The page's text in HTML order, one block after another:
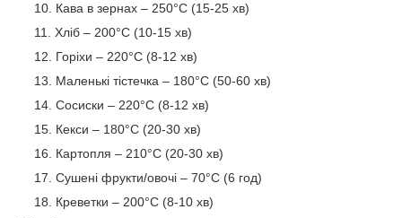
Кава в зернах – 250°C (15-25 хв)
Хліб – 200°C (10-15 хв)
Горіхи – 220°C (8-12 хв)
Маленькі тістечка – 180°C (50-60 хв)
Сосиски – 220°C (8-12 хв)
Кекси – 180°C (20-30 хв)
Картопля – 210°C (20-30 хв)
Сушені фрукти/овочі – 70°C (6 год)
Креветки – 200°C (8-10 хв)